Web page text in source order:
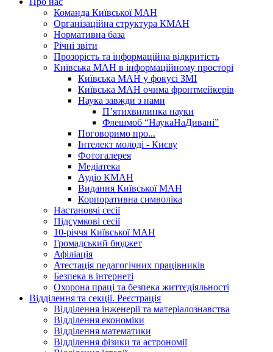
Команда Київської МАН
Організаційна структура КМАН
Нормативна база
Річні звіти
Прозорість та інформаційна відкритість
Київська МАН в інформаційному просторі
Київська МАН у фокусі ЗМІ
Київська МАН очима фронтмейкерів
Наука завжди з нами
П’ятихвилинка науки
Флешмоб “НаукаНаДивані”
Поговоримо про...
Інтелект молоді - Києву
Фотогалерея
Медіатека
Аудіо КМАН
Видання Київської МАН
Корпоративна символіка
Настановчі сесії
Підсумкові сесії
10-річчя Київської МАН
Громадський бюджет
Афіліація
Атестація педагогічних працівників
Безпека в інтернеті
Охорона праці та безпека життєдіяльності
Відділення та секції. Реєстрація
Відділення інженерії та матеріалознавства
Відділення економіки
Відділення математики
Відділення фізики та астрономії